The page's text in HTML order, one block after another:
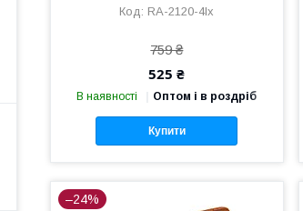
RA-2120-4lx
759 ₴
525 ₴
В наявності Оптом і в роздріб
Купити
–24%